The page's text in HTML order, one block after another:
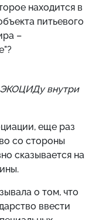
находится в
питьевого
–
ЭКОЦИДу внутри
еще раз
со стороны
сказывается на
о том, что
ввести